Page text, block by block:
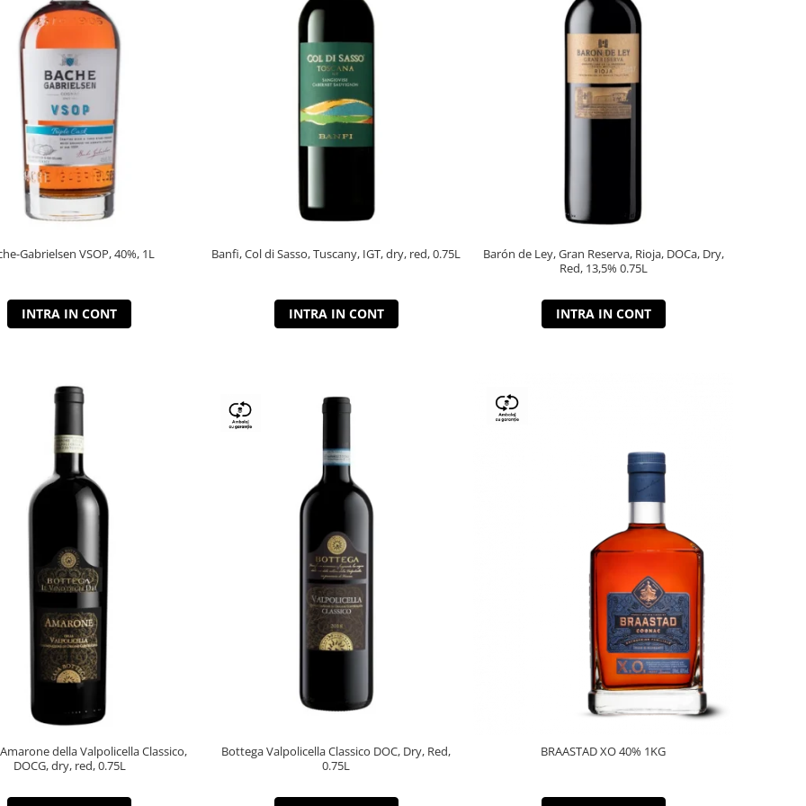
Gabrielsen VSOP, 40%, 1L
INTRA IN CONT
Banfi, Col di Sasso, Tuscany, IGT, dry, red, 0.75L
INTRA IN CONT
Barón de Ley, Gran Reserva, Rioja, DOCa, Dry,
Red, 13,5% 0.75L
INTRA IN CONT
della Valpolicella Classico,
DOCG, dry, red, 0.75L
Bottega Valpolicella Classico DOC, Dry, Red,
0.75L
BRAASTAD XO 40% 1KG